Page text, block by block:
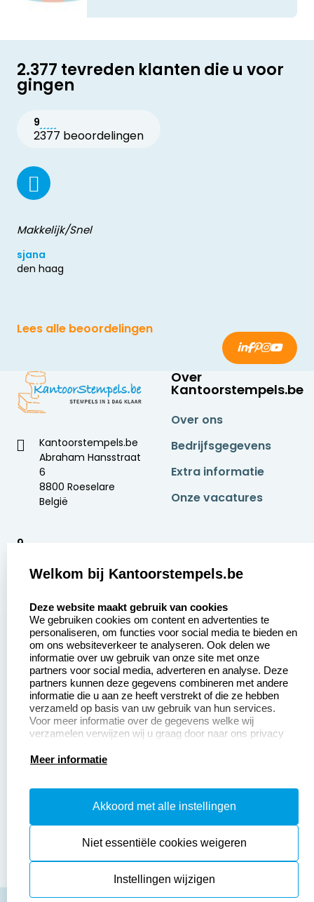
2.377 tevreden klanten die u voor
gingen
9
2377 beoordelingen
Makkelijk/Snel
sjana
den haag
Lees alle beoordelingen
Kantoorstempels.be
Abraham Hansstraat
6
8800 Roeselare
België
9
Over
Kantoorstempels.be
Over ons
Bedrijfsgegevens
Extra informatie
Onze vacatures
Aanvraag op maat
Betaling &
Verzending
Wederverkoper
worden
Contact opnemen
Veel gestelde vragen
Retourneren
Herroepingsrecht
Productinformatie:
Instructiepagina
Safety Sheets
Sitemap
Welkom bij Kantoorstempels.be
Deze website maakt gebruik van cookies
We gebruiken cookies om content en advertenties te
personaliseren, om functies voor social media te bieden en
om ons websiteverkeer te analyseren. Ook delen we
informatie over uw gebruik van onze site met onze
partners voor social media, adverteren en analyse. Deze
partners kunnen deze gegevens combineren met andere
informatie die u aan ze heeft verstrekt of die ze hebben
verzameld op basis van uw gebruik van hun services.
Voor meer informatie over de gegevens welke wij
verzamelen verwijzen wij u graag door naar ons privacy
Meer informatie
Akkoord met alle instellingen
Niet essentiële cookies weigeren
Instellingen wijzigen